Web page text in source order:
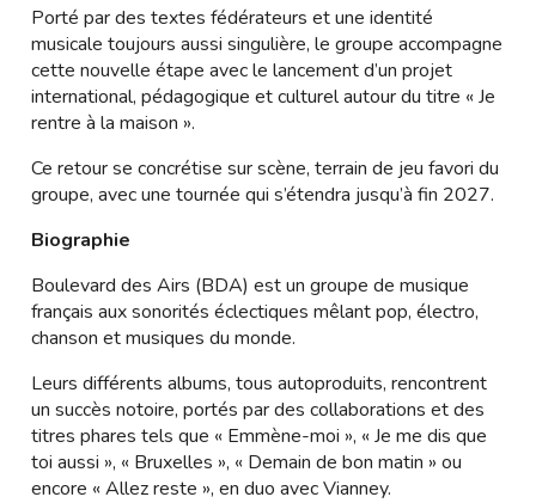
Porté par des textes fédérateurs et une identité
musicale toujours aussi singulière, le groupe accompagne
cette nouvelle étape avec le lancement d’un projet
international, pédagogique et culturel autour du titre « Je
rentre à la maison ».
Ce retour se concrétise sur scène, terrain de jeu favori du
groupe, avec une tournée qui s’étendra jusqu’à fin 2027.
Biographie
Boulevard des Airs (BDA) est un groupe de musique
français aux sonorités éclectiques mêlant pop, électro,
chanson et musiques du monde.
Leurs différents albums, tous autoproduits, rencontrent
un succès notoire, portés par des collaborations et des
titres phares tels que « Emmène-moi », « Je me dis que
toi aussi », « Bruxelles », « Demain de bon matin » ou
encore « Allez reste », en duo avec Vianney.